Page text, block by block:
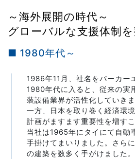
～海外展開の時代～
グローバルな支援体制を
■ 1980年代～
1986年11月、社名をパーカー
1980年代に入ると、従来の実
装設備業界が活性化していきま
一方、日本を取り巻く経済環
計画がますます重要性を増す
当社は1965年にタイにて自動
手掛けてまいりました。さら
の建築を数多く手がけました。